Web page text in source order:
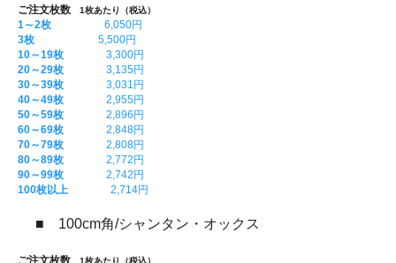
ご注文枚数 1枚あたり（税込）
1～2枚 6,050円
3枚 5,500円
10～19枚 3,300円
20～29枚 3,135円
30～39枚 3,031円
40～49枚 2,955円
50～59枚 2,896円
60～69枚 2,848円
70～79枚 2,808円
80～89枚 2,772円
90～99枚 2,742円
100枚以上 2,714円
■ 100cm角/シャンタン・オックス
ご注文枚数 1枚あたり（税込）